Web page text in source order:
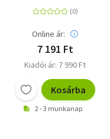
Online ár:
7 191 Ft
Kiadói ár: 7 990 Ft
Kosárba
2 - 3 munkanap